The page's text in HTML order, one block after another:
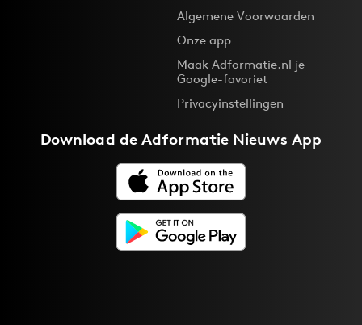
Algemene Voorwaarden
Onze app
Maak Adformatie.nl je
Google-favoriet
Privacyinstellingen
Download deAdformatie Nieuws App